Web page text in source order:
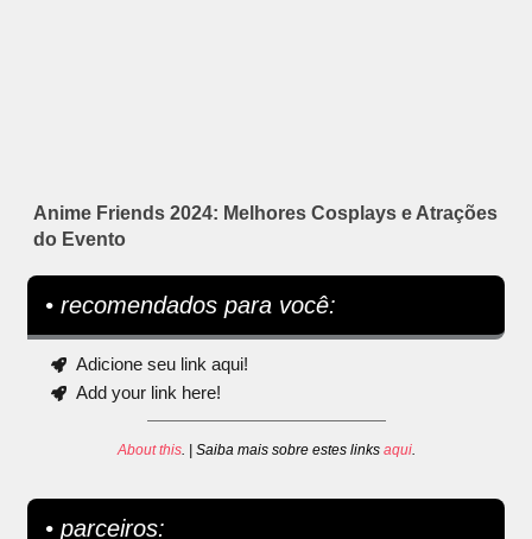
Anime Friends 2024: Melhores Cosplays e Atrações
do Evento
• recomendados para você:
Adicione seu link aqui!
Add your link here!
About this. | Saiba mais sobre estes links aqui.
• parceiros: